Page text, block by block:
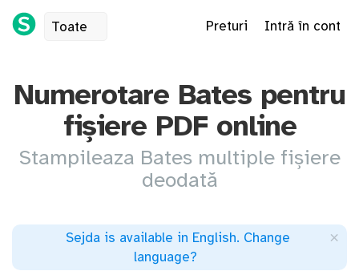
Toate Preturi Intră în cont
Numerotare Bates pentru
fișiere PDF online
Stampileaza Bates multiple fișiere
deodată
Sejda is available in English. Change
language?
×